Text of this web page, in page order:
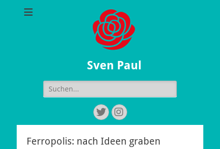
Sven Paul
Suchen
nach:
Twitter
Instagram
Ferropolis: nach Ideen graben